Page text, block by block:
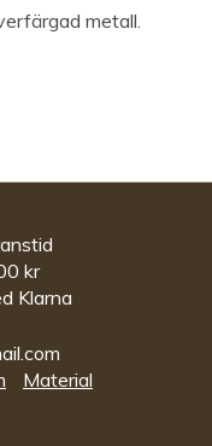
metall.
kr
Klarna
Material